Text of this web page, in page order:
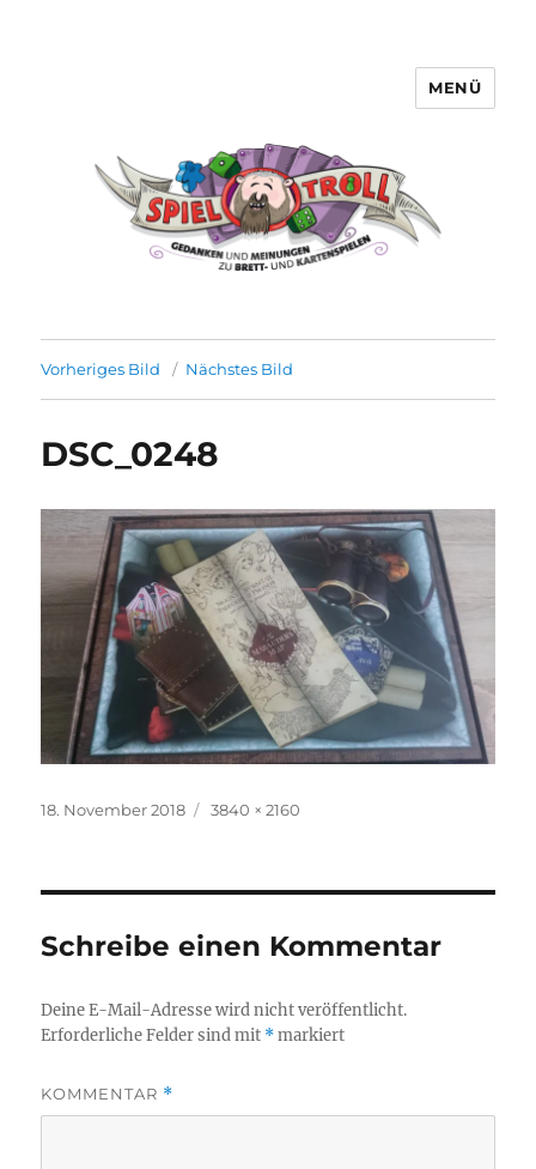
MENÜ
Vorheriges Bild Nächstes Bild
DSC_0248
Veröffentlicht
18. November 2018 Originalgröße
3840 × 2160
Schreibe einen Kommentar
Deine E-Mail-Adresse wird nicht veröffentlicht.
Erforderliche Felder sind mit *markiert
KOMMENTAR *